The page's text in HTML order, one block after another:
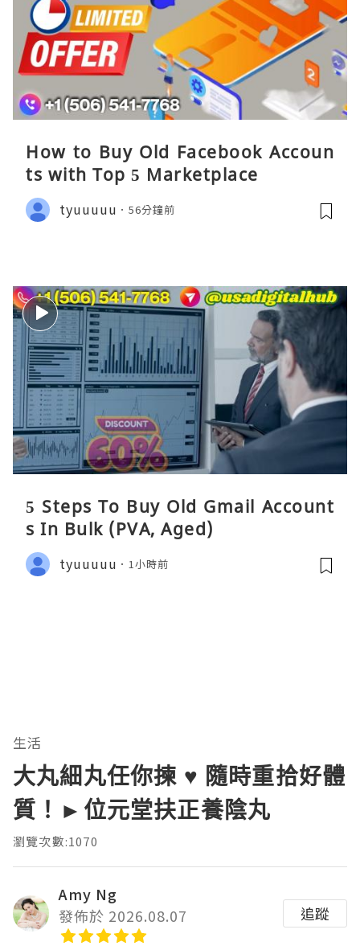
How to Buy Old Facebook Accoun
ts​ with Top 5 Marketplace
tyuuuuu 56分鐘前
5 Steps To Buy Old Gmail Account
s In Bulk (PVA, Aged)
tyuuuuu 1小時前
生活
大丸細丸任你揀 ♥ 隨時重拾好體
質！►位元堂扶正養陰丸
瀏覽次數:1070
Amy Ng
發佈於 2026.08.07
追蹤